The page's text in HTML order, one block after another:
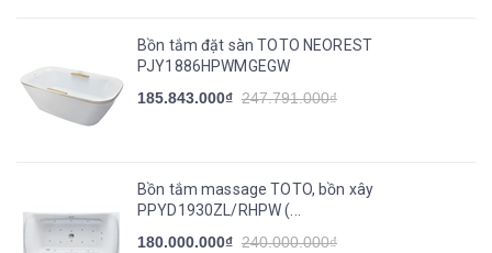
Bồn tắm đặt sàn TOTO NEOREST
PJY1886HPWMGEGW
185.843.000₫ 247.791.000₫
Bồn tắm massage TOTO, bồn xây
PPYD1930ZL/RHPW (...
180.000.000₫ 240.000.000₫